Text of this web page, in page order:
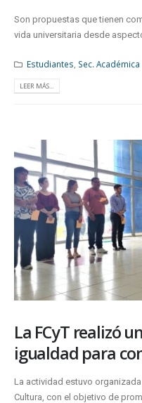
Son propuestas que tienen
vida universitaria desde
Estudiantes Sec. Académica
LEER MÁS...
La FCyT realizó
igualdad para
La actividad estuvo
Cultura, con el objetivo de